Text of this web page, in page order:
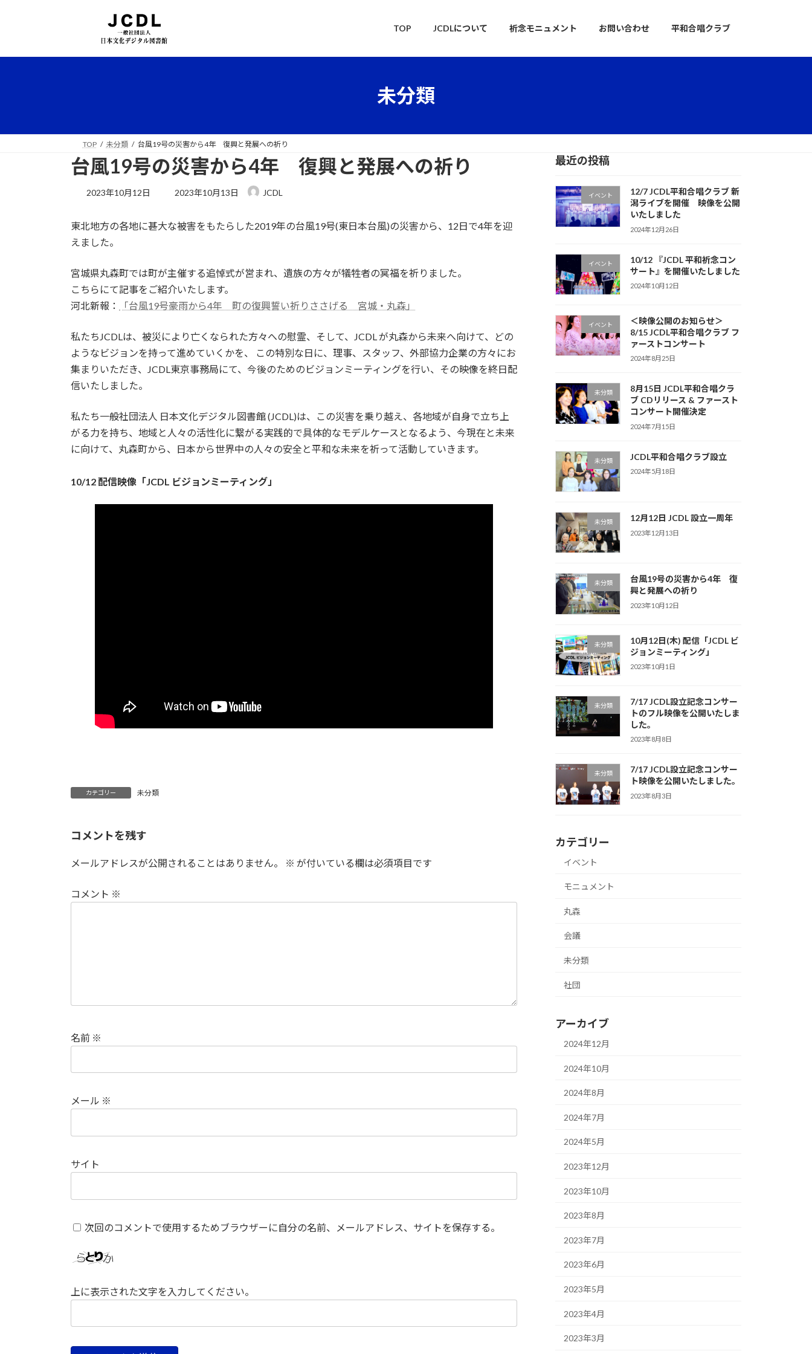
プ
動
TOP JCDLについて 祈念モニュメント お問い合わせ 平和合唱クラブ
未分類
TOP 未分類 台風19号の災害から4年 復興と発展への祈り
台風19号の災害から4年 復興と発展への祈り
2023年10月12日
最
新
2023年10月13日 JCDL
東北地方の各地に甚大な被害をもたらした2019年の台風19号(東日本台風)の災害から、12日で4年を迎
えました。
宮城県丸森町では町が主催する追悼式が営まれ、遺族の方々が犠牲者の冥福を祈りました。
こちらにて記事をご紹介いたします。
河北新報：
「台風19号豪雨から4年 町の復興誓い祈りささげる 宮城・丸森」
私たちJCDLは、被災により亡くなられた方々への慰霊、そして、JCDL が丸森から未来へ向けて、どの
ようなビジョンを持って進めていくかを、 この特別な日に、理事、スタッフ、外部協力企業の方々にお
集まりいただき、JCDL東京事務局にて、今後のためのビジョンミーティングを行い、その映像を終日配
信いたしました。
私たち一般社団法人 日本文化デジタル図書館 (JCDL)は、この災害を乗り越え、各地域が自身で立ち上
がる力を持ち、地域と人々の活性化に繋がる実践的で具体的なモデルケースとなるよう、今現在と未来
に向けて、丸森町から、日本から世界中の人々の安全と平和な未来を祈って活動していきます。
10/12 配信映像「JCDL ビジョンミーティング」
カテゴリー 未分類
コメントを残す
メールアドレスが公開されることはありません。 ※ が付いている欄は必須項目です
コメント ※
名前 ※
メール ※
サイト
次回のコメントで使用するためブラウザーに自分の名前、メールアドレス、サイトを保存する。
上に表示された文字を入力してください。
最近の投稿
イベント
12/7 JCDL平和合唱クラブ 新
潟ライブを開催 映像を公開
いたしました
2024年12月26日
イベント
10/12 『JCDL 平和祈念コン
サート』を開催いたしました
2024年10月12日
イベント
＜映像公開のお知らせ＞
8/15 JCDL平和合唱クラブ フ
ァーストコンサート
2024年8月25日
未分類
8月15日 JCDL平和合唱クラ
ブ CDリリース & ファースト
コンサート開催決定
2024年7月15日
未分類 JCDL平和合唱クラブ設立
2024年5月18日
未分類 12月12日 JCDL 設立一周年
2023年12月13日
未分類
台風19号の災害から4年 復
興と発展への祈り
2023年10月12日
未分類
10月12日(木) 配信「JCDL ビ
ジョンミーティング」
2023年10月1日
未分類
7/17 JCDL設立記念コンサー
トのフル映像を公開いたしま
した。
2023年8月8日
未分類
7/17 JCDL設立記念コンサー
ト映像を公開いたしました。
2023年8月3日
カテゴリー
イベント
モニュメント
丸森
会議
未分類
社団
アーカイブ
2024年12月
2024年10月
2024年8月
2024年7月
2024年5月
2023年12月
2023年10月
2023年8月
2023年7月
2023年6月
2023年5月
2023年4月
2023年3月